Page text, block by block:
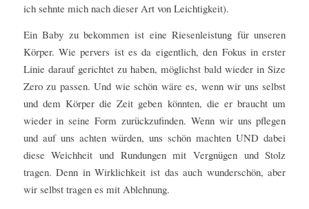
ich sehnte mich nach dieser Art von Leichtigkeit).
Ein Baby zu bekommen ist eine Riesenleistung für unseren
Körper. Wie pervers ist es da eigentlich, den Fokus in erster
Linie darauf gerichtet zu haben, möglichst bald wieder in Size
Zero zu passen. Und wie schön wäre es, wenn wir uns selbst
und dem Körper die Zeit geben könnten, die er braucht um
wieder in seine Form zurückzufinden. Wenn wir uns pflegen
und auf uns achten würden, uns schön machten UND dabei
diese Weichheit und Rundungen mit Vergnügen und Stolz
tragen. Denn in Wirklichkeit ist das auch wunderschön, aber
wir selbst tragen es mit Ablehnung.